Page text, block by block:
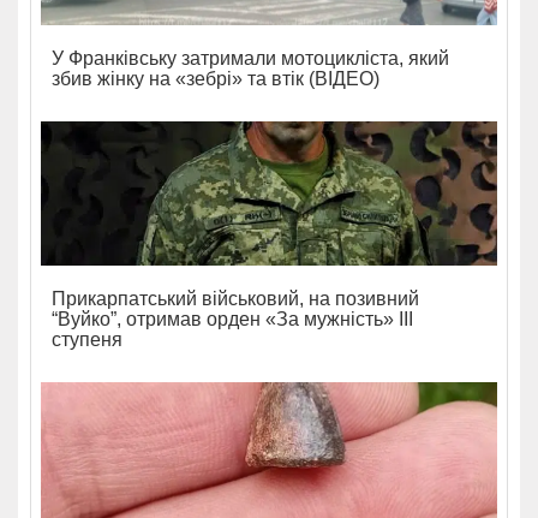
У Франківську затримали мотоцикліста, який
збив жінку на «зебрі» та втік (ВІДЕО)
Прикарпатський військовий, на позивний
“Вуйко”, отримав орден «За мужність» ІІІ
ступеня